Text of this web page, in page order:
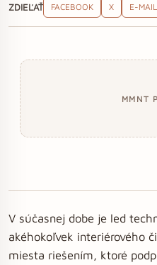
ZDIEĽAŤ FACEBOOK X E-MAIL
MMNT
V súčasnej dobe je led
akéhokoľvek interiérového
miesta riešením, ktoré